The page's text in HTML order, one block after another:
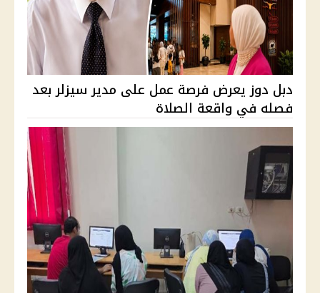
دبل دوز يعرض فرصة عمل على مدير سيزلر بعد
فصله في واقعة الصلاة